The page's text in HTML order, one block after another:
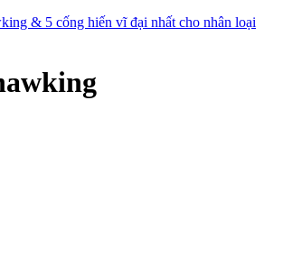
& 5 cống hiến vĩ đại nhất cho nhân loại